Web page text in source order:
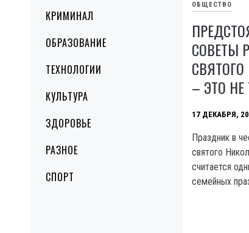
КРИМИНАЛ
ОБРАЗОВАНИЕ
ТЕХНОЛОГИИ
КУЛЬТУРА
ЗДОРОВЬЕ
РАЗНОЕ
СПОРТ
ОБЩЕСТВО
СОВЕТЫ
– ЭТО
17 ДЕКАБРЯ,
Праздник в
святого
считается
семейных